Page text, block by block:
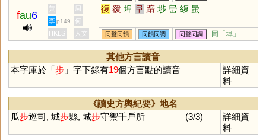
fau6
黃 周 復 覆 埠 阜 踣 埗 峊 緮 蛗
李 p149
何
HKLS
人文 同聲同韻 同韻同調 同聲同調 同「埠 」
其他方言讀音
本字庫於「步」字下錄有19個方言點的讀音
詳細資
料
《讀史方輿紀要》地名
瓜步巡司, 城步縣, 城步守禦千戶所 (3/3)
詳細資
料